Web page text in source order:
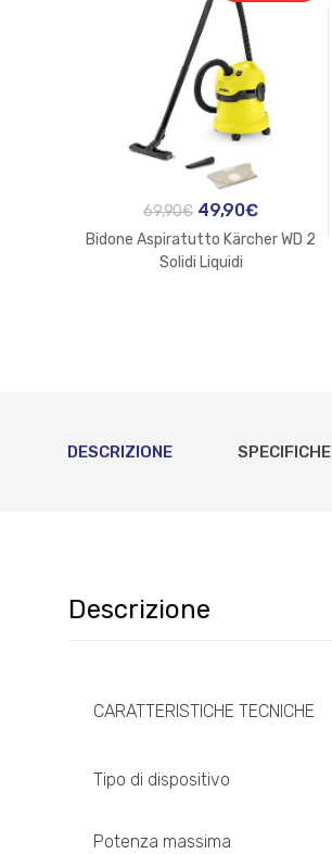
69,90€ Il
prezzo
originale
49,90€Il
prezzo
Bidone Aspiratutto Kärcher WD 2
Solidi Liquidi
DESCRIZIONE SPECIFICHE
Descrizione
CARATTERISTICHE TECNICHE
Tipo di dispositivo
Potenza massima